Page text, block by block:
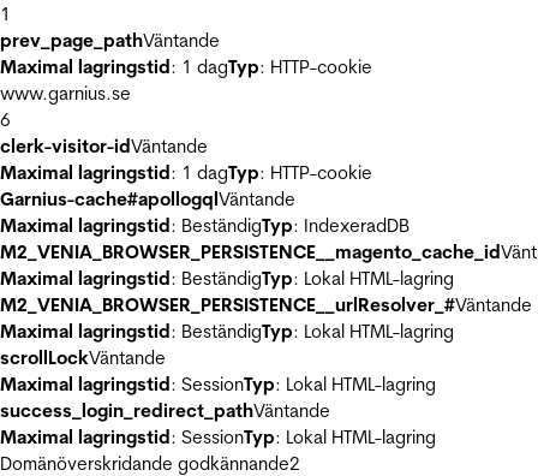
1
prev_page_pathVäntande
Maximal lagringstid: 1 dagTyp: HTTP-cookie
www.garnius.se
6
clerk-visitor-idVäntande
Maximal lagringstid: 1 dagTyp: HTTP-cookie
Garnius-cache#apollogqlVäntande
Maximal lagringstid: BeständigTyp: IndexeradDB
M2_VENIA_BROWSER_PERSISTENCE__magento_cache_id
Maximal lagringstid: BeständigTyp: Lokal HTML-lagring
M2_VENIA_BROWSER_PERSISTENCE__urlResolver_#Väntande
Maximal lagringstid: BeständigTyp: Lokal HTML-lagring
scrollLockVäntande
Maximal lagringstid: SessionTyp: Lokal HTML-lagring
success_login_redirect_pathVäntande
Maximal lagringstid: SessionTyp: Lokal HTML-lagring
Domänöverskridande godkännande2